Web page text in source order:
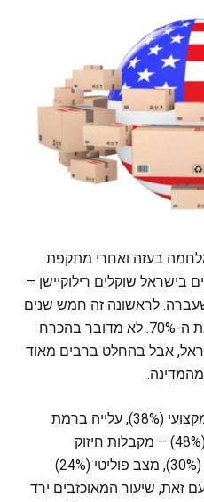
בעזה ואחרי מתקפת
73% מהעובדים בישראל שוקלים רילוקיישן –
השנה שעברה. לראשונה זה חמש שנים
שיעור השוקלים עזיבה חוצה את ה-70%. לא מדובר בהכרח
אבל בהחלט ברבים מאוד
הסיבות המסורתיות – קידום מקצועי (38%), עלייה ברמת
חיים (59%) וחוויה בינלאומית (48%) – מקבלות חיזוק
מגורמים חדשים: ביטחון אישי (30%), מצב פוליטי (24%)
(24%). יחד עם זאת, שיעור המאוכזבים ירד